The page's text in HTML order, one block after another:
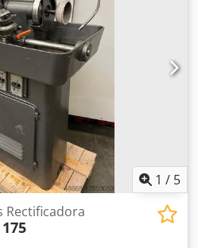
con caja de engranajes,
400 mm, mesa rectangular de
de 5 kW, 12 velocidades
40, avances automáticos y
derecha, cabezal de
sistema de refrigeración,
mm, peso aprox. 2400 kg.
1 / 5
Rectificadora
175